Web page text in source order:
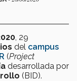
, 29
del campus
(Project
desarrollada por
(BID).